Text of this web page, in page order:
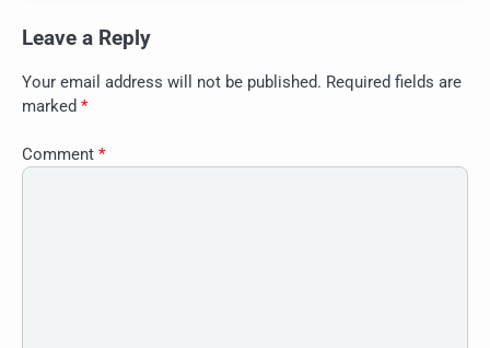
Leave a Reply
Your email address will not be published. Required fields are
marked *
Comment *